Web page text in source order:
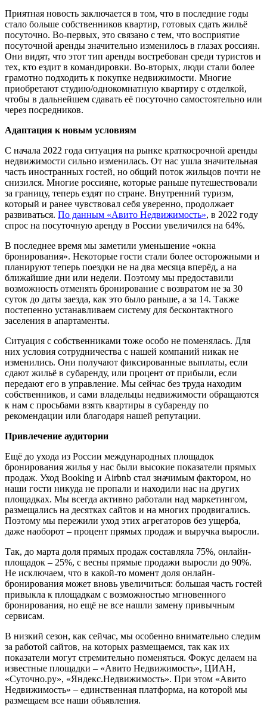
Приятная новость заключается в том, что в последние годы
стало больше собственников квартир, готовых сдать жильё
посуточно. Во-первых, это связано с тем, что восприятие
посуточной аренды значительно изменилось в глазах россиян.
Они видят, что этот тип аренды востребован среди туристов и
тех, кто ездит в командировки. Во-вторых, люди стали более
грамотно подходить к покупке недвижимости. Многие
приобретают студию/однокомнатную квартиру с отделкой,
чтобы в дальнейшем сдавать её посуточно самостоятельно или
через посредников.
Адаптация к новым условиям
С начала 2022 года ситуация на рынке краткосрочной аренды
недвижимости сильно изменилась. От нас ушла значительная
часть иностранных гостей, но общий поток жильцов почти не
снизился. Многие россияне, которые раньше путешествовали
за границу, теперь ездят по стране. Внутренний туризм,
который и ранее чувствовал себя уверенно, продолжает
развиваться. По данным «Авито Недвижимость», в 2022 году
спрос на посуточную аренду в России увеличился на 64%.
В последнее время мы заметили уменьшение «окна
бронирования». Некоторые гости стали более осторожными и
планируют теперь поездки не на два месяца вперёд, а на
ближайшие дни или недели. Поэтому мы предоставили
возможность отменять бронирование с возвратом не за 30
суток до даты заезда, как это было раньше, а за 14. Также
постепенно устанавливаем систему для бесконтактного
заселения в апартаменты.
Ситуация с собственниками тоже особо не поменялась. Для
них условия сотрудничества с нашей компаний никак не
изменились. Они получают фиксированные выплаты, если
сдают жильё в субаренду, или процент от прибыли, если
передают его в управление. Мы сейчас без труда находим
собственников, и сами владельцы недвижимости обращаются
к нам с просьбами взять квартиры в субаренду по
рекомендации или благодаря нашей репутации.
Привлечение аудитории
Ещё до ухода из России международных площадок
бронирования жилья у нас были высокие показатели прямых
продаж. Уход Booking и Airbnb стал значимым фактором, но
наши гости никуда не пропали и находили нас на других
площадках. Мы всегда активно работали над маркетингом,
размещались на десятках сайтов и на многих продвигались.
Поэтому мы пережили уход этих агрегаторов без ущерба,
даже наоборот – процент прямых продаж и выручка выросли.
Так, до марта доля прямых продаж составляла 75%, онлайн-
площадок – 25%, с весны прямые продажи выросли до 90%.
Не исключаем, что в какой-то момент доля онлайн-
бронирования может вновь увеличиться: большая часть гостей
привыкла к площадкам с возможностью мгновенного
бронирования, но ещё не все нашли замену привычным
сервисам.
В низкий сезон, как сейчас, мы особенно внимательно следим
за работой сайтов, на которых размещаемся, так как их
показатели могут стремительно поменяться. Фокус делаем на
известные площадки – «Авито Недвижимость», ЦИАН,
«Суточно.ру», «Яндекс.Недвижимость». При этом «Авито
Недвижимость» – единственная платформа, на которой мы
размещаем все наши объявления.